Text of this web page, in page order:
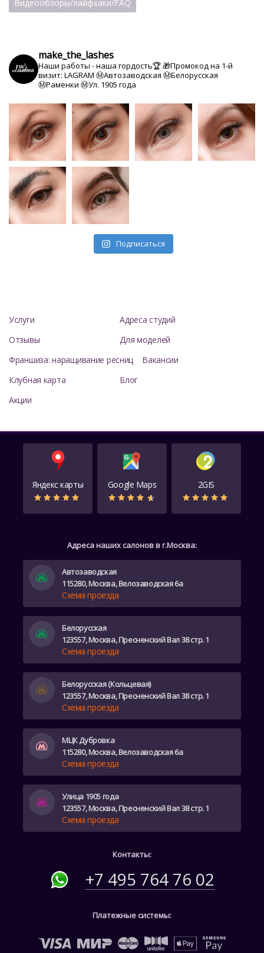
Видеообзоры/лайфхаки/FAQ
make_the_lashes
Наши работы - наша гордость🏆🎁Промокод на 1-й
визит: LAGRAM Ⓜ️Автозаводская Ⓜ️Белорусская
Ⓜ️Раменки Ⓜ️Ул. 1905 года
Подписаться
Услуги
Адреса студий
Отзывы
Для моделей
Франшиза: наращивание ресниц
Вакансии
Клубная карта
Блог
Акции
Яндекс карты Google Maps 2GIS
Платежные системы:
Контакты:
+7 495 764 76 02
Адреса наших салонов в г.Москва:
Автозаводская
115280, Москва, Велозаводская 6а
Схема проезда
Белорусская
123557, Москва, Пресненский Вал 38 стр. 1
Схема проезда
Белорусская (Кольцевая)
123557, Москва, Пресненский Вал 38 стр. 1
Схема проезда
МЦК Дубровка
115280, Москва, Велозаводская 6а
Схема проезда
Улица 1905 года
123557, Москва, Пресненский Вал 38 стр. 1
Схема проезда